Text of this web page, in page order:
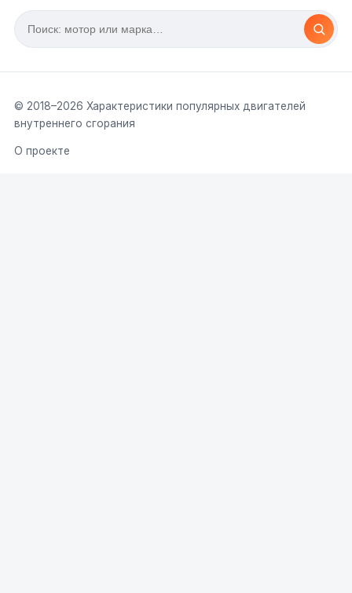
© 2018–2026 Характеристики популярных двигателей
внутреннего сгорания
О проекте